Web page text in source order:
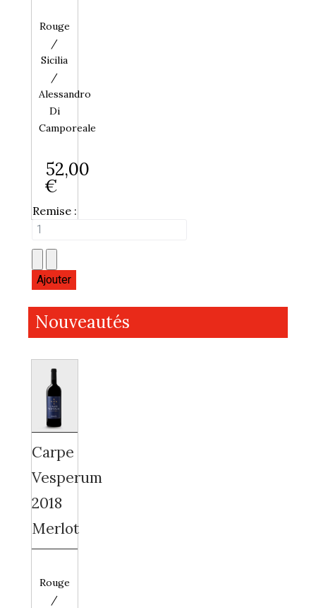
Rouge
/
Sicilia
/
Alessandro
Di
Camporeale
52,00
€
Remise :
Nouveautés
Carpe
Vesperum
2018
Merlot
Rouge
/